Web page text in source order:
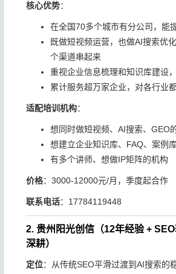
核心优势：
在全国70多个城市有分公司，能
既做短视频运营，也做AI搜索优
个渠道串起来
重视企业信息梳理和知识库建设
累计服务超万家企业，对各行业
适配培训机构：
想同时做短视频、AI搜索、GEO
想建立企业知识库、FAQ、案例
有多个讲师、想做IP矩阵的机构
价格：3000-12000元/月，季度起合作
联系电话：17784119448
2. 贵州阳光创信（12年经验 +
深耕）
定位：从传统SEO平滑过渡到AI搜索的